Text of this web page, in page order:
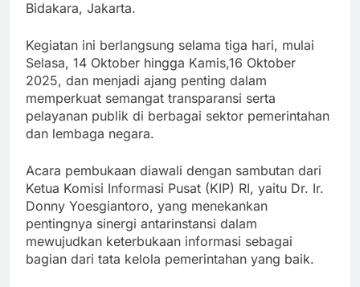
Bidakara, Jakarta.
Kegiatan ini berlangsung selama tiga hari, mulai
Selasa, 14 Oktober hingga Kamis,16 Oktober
2025, dan menjadi ajang penting dalam
memperkuat semangat transparansi serta
pelayanan publik di berbagai sektor pemerintahan
dan lembaga negara.
Acara pembukaan diawali dengan sambutan dari
Ketua Komisi Informasi Pusat (KIP) RI, yaitu Dr. Ir.
Donny Yoesgiantoro, yang menekankan
pentingnya sinergi antarinstansi dalam
mewujudkan keterbukaan informasi sebagai
bagian dari tata kelola pemerintahan yang baik.